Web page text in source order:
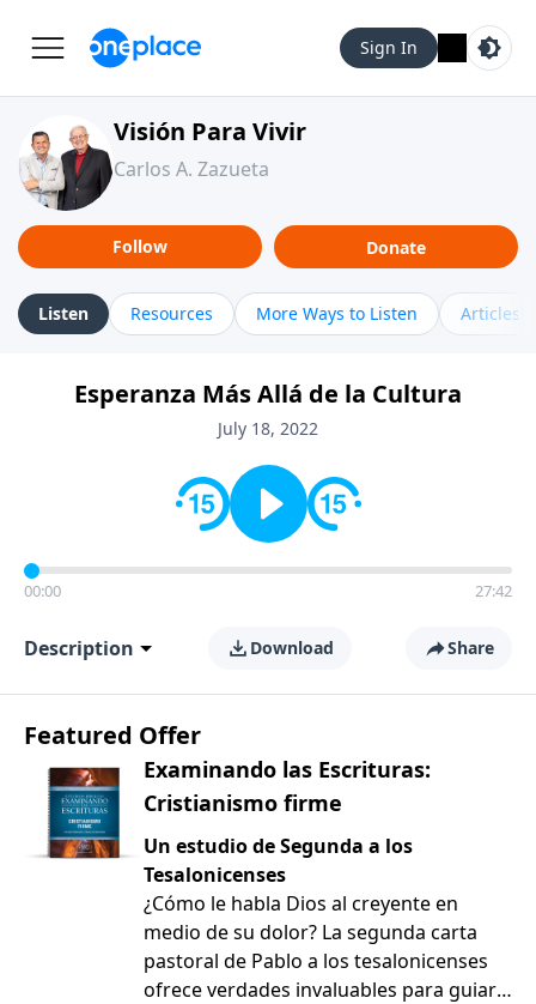
Sign In
Visión Para Vivir
Carlos A. Zazueta
Follow Donate
Listen Resources More Ways to Listen Articles
Esperanza Más Allá de la Cultura
July 18, 2022
00:00 27:42
Description Download Share
Featured Offer
Examinando las Escrituras:
Cristianismo firme
Un estudio de Segunda a los
Tesalonicenses
¿Cómo le habla Dios al creyente en
medio de su dolor? La segunda carta
pastoral de Pablo a los tesalonicenses
ofrece verdades invaluables para guiar a